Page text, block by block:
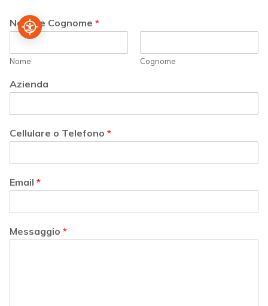
Nome e Cognome *
Nome Cognome
Azienda
Cellulare o Telefono *
Email *
Messaggio *